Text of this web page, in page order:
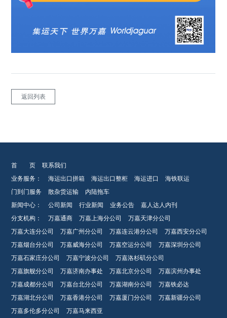
返回列表
首 页
联系我们
业务服务：
海运出口拼箱 海运出口整柜 海运进口
海铁联运
门到门服务
散杂货运输
内陆拖车
新闻中心：
公司新闻 行业新闻 业务公告
嘉人达人内刊
分支机构：
万嘉通商 万嘉上海分公司
万嘉天津分公司
万嘉大连分公司
万嘉广州分公司 万嘉连云港分公司
万嘉西安分公司
万嘉烟台分公司
万嘉威海分公司 万嘉空运分公司
万嘉深圳分公司
万嘉石家庄分公司
万嘉宁波分公司
万嘉洛杉矶分公司
万嘉旗舰分公司
万嘉济南办事处 万嘉北京分公司
万嘉滨州办事处
万嘉成都分公司
万嘉台北分公司 万嘉湖南分公司
万嘉铁必达
万嘉湖北分公司
万嘉香港分公司 万嘉厦门分公司
万嘉新疆分公司
万嘉多伦多分公司
万嘉马来西亚